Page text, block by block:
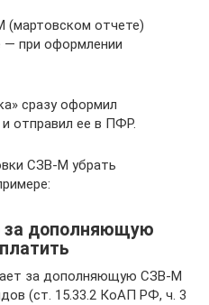
(мартовском отчете)
— при оформлении
сразу оформил
отправил ее в ПФР.
СЗВ-М убрать
дополняющую
за дополняющую СЗВ-М
(ст. 15.33.2 КоАП РФ, ч. 3